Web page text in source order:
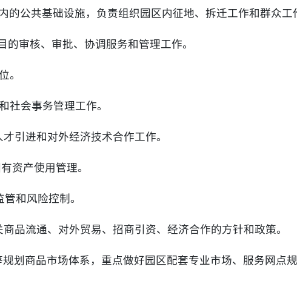
的公共基础设施，负责组织园区内征地、拆迁工作和群众工
的审核、审批、协调服务和管理工作。
。
社会事务管理工作。
引进和对外经济技术合作工作。
资产使用管理。
和风险控制。
品流通、对外贸易、招商引资、经济合作的方针和政策。
划商品市场体系，重点做好园区配套专业市场、服务网点